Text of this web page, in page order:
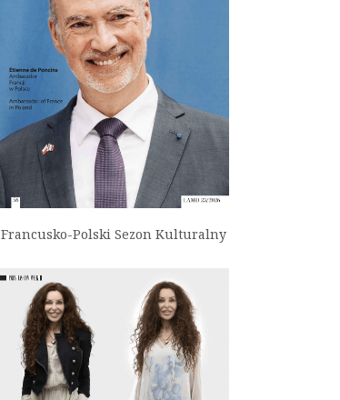
Francusko-Polski Sezon Kulturalny